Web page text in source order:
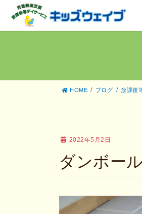
キ
に
HOME ブログ 放課後
2022年5月2日
ダンボー